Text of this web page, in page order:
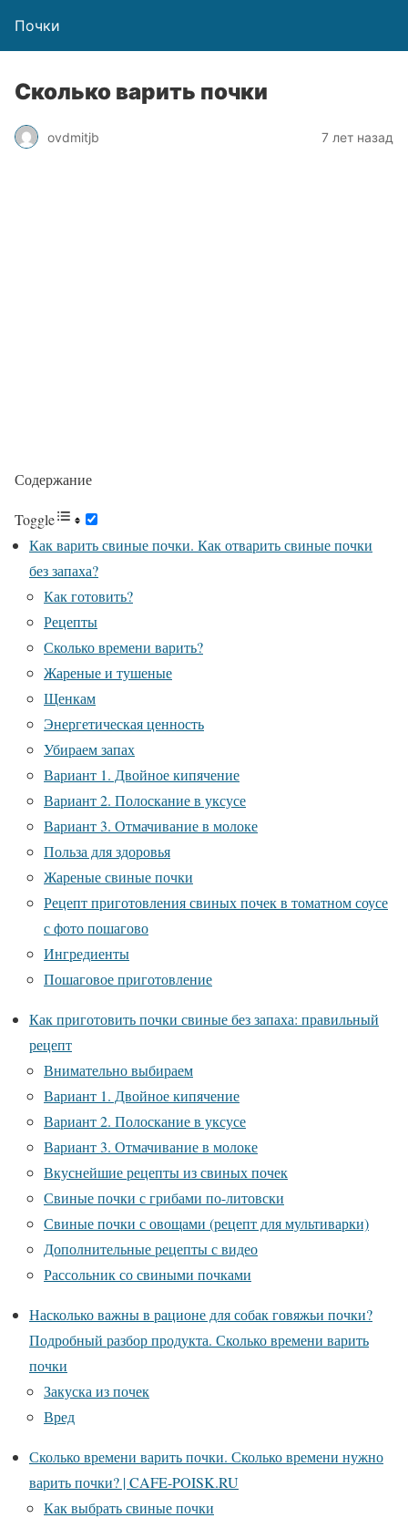
Почки
Сколько варить почки
ovdmitjb 7 лет назад
Содержание
Toggle
Как варить свиные почки. Как отварить свиные почки
без запаха?
Как готовить?
Рецепты
Сколько времени варить?
Жареные и тушеные
Щенкам
Энергетическая ценность
Убираем запах
Вариант 1. Двойное кипячение
Вариант 2. Полоскание в уксусе
Вариант 3. Отмачивание в молоке
Польза для здоровья
Жареные свиные почки
Рецепт приготовления свиных почек в томатном соусе
с фото пошагово
Ингредиенты
Пошаговое приготовление
Как приготовить почки свиные без запаха: правильный
рецепт
Внимательно выбираем
Вариант 1. Двойное кипячение
Вариант 2. Полоскание в уксусе
Вариант 3. Отмачивание в молоке
Вкуснейшие рецепты из свиных почек
Свиные почки с грибами по-литовски
Свиные почки с овощами (рецепт для мультиварки)
Дополнительные рецепты с видео
Рассольник со свиными почками
Насколько важны в рационе для собак говяжьи почки?
Подробный разбор продукта. Сколько времени варить
почки
Закуска из почек
Вред
Сколько времени варить почки. Сколько времени нужно
варить почки? | CAFE-POISK.RU
Как выбрать свиные почки